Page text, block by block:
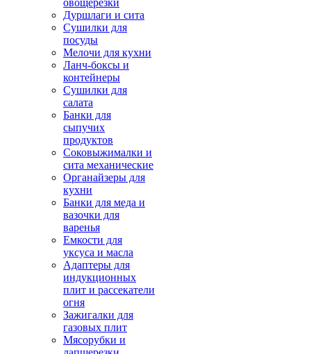
овощерезки
Дуршлаги и сита
Сушилки для
посуды
Мелочи для кухни
Ланч-боксы и
контейнеры
Сушилки для
салата
Банки для
сыпучих
продуктов
Соковыжималки и
сита механические
Органайзеры для
кухни
Банки для меда и
вазочки для
варенья
Емкости для
уксуса и масла
Адаптеры для
индукционных
плит и рассекатели
огня
Зажигалки для
газовых плит
Мясорубки и